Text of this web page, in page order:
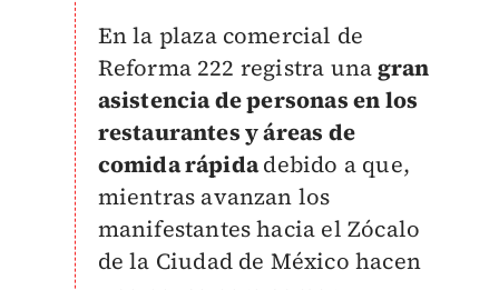
En la plaza comercial de
Reforma 222 registra unagran
asistencia de personas en los
restaurantes y áreas de
comida rápidadebido a que,
mientras avanzan los
manifestantes hacia el Zócalo
de la Ciudad de México hacen